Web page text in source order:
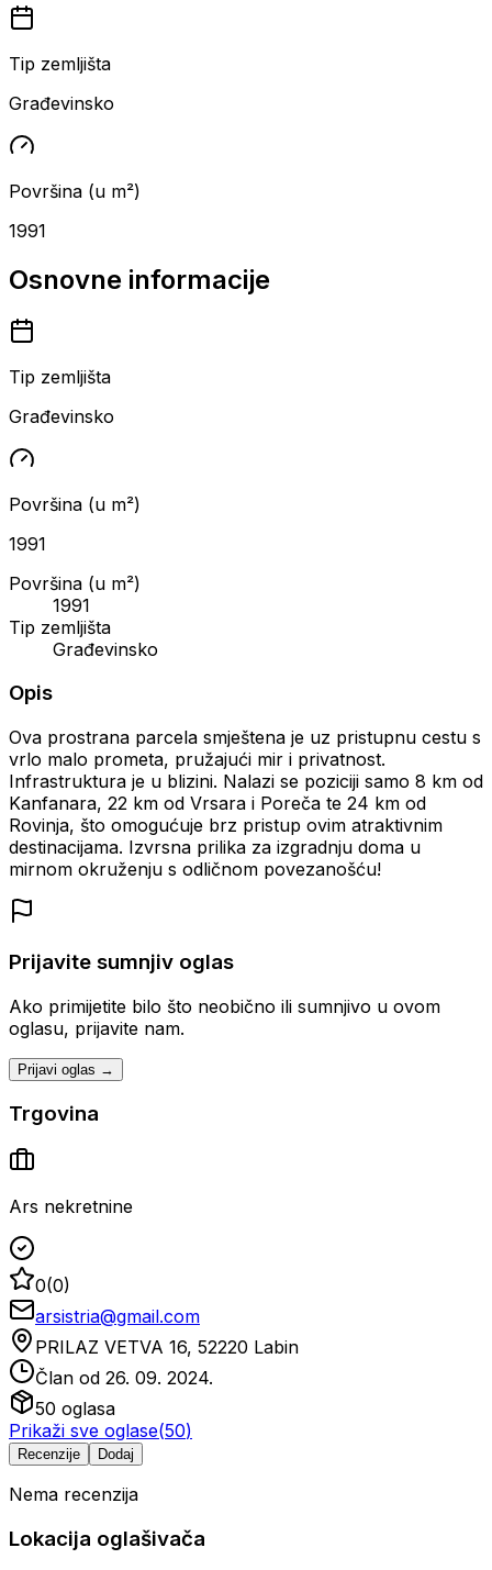
Tip zemljišta
Građevinsko
Površina (u m²)
1991
Osnovne informacije
Tip zemljišta
Građevinsko
Površina (u m²)
1991
Površina (u m²)
1991
Tip zemljišta
Građevinsko
Opis
Ova prostrana parcela smještena je uz pristupnu cestu s
vrlo malo prometa, pružajući mir i privatnost.
Infrastruktura je u blizini. Nalazi se poziciji samo 8 km od
Kanfanara, 22 km od Vrsara i Poreča te 24 km od
Rovinja, što omogućuje brz pristup ovim atraktivnim
destinacijama. Izvrsna prilika za izgradnju doma u
mirnom okruženju s odličnom povezanošću!
Prijavite sumnjiv oglas
Ako primijetite bilo što neobično ili sumnjivo u ovom
oglasu, prijavite nam.
Prijavi oglas →
Trgovina
Ars nekretnine
0(0)
arsistria@gmail.com
PRILAZ VETVA 16, 52220 Labin
Član od 26. 09. 2024.
50 oglasa
Prikaži sve oglase(50)
Recenzije Dodaj
Nema recenzija
Lokacija oglašivača